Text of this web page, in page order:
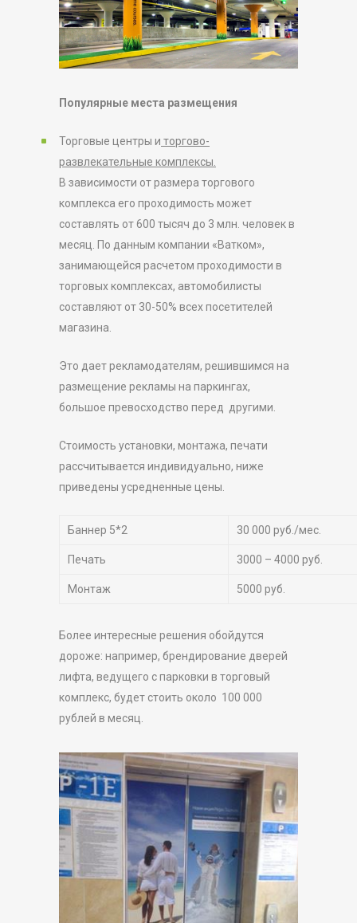
Популярные места размещения
Торговые центры и торгово-
развлекательные комплексы.
В зависимости от размера торгового
комплекса его проходимость может
составлять от 600 тысяч до 3 млн. человек в
месяц. По данным компании «Ватком»,
занимающейся расчетом проходимости в
торговых комплексах, автомобилисты
составляют от 30-50% всех посетителей
магазина.
Это дает рекламодателям, решившимся на
размещение рекламы на паркингах,
большое превосходство перед другими.
Стоимость установки, монтажа, печати
рассчитывается индивидуально, ниже
приведены усредненные цены.
Баннер 5*2 30 000 руб./мес.
Печать 3000 – 4000 руб.
Монтаж 5000 руб.
Более интересные решения обойдутся
дороже: например, брендирование дверей
лифта, ведущего с парковки в торговый
комплекс, будет стоить около 100 000
рублей в месяц.